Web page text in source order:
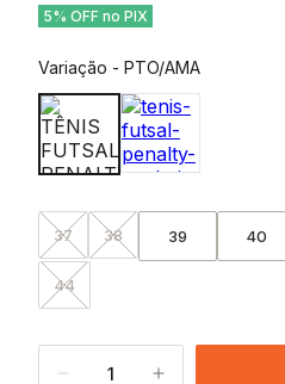
5% OFF no PIX
Variação - PTO/AMA
37 38 39 40
44
1